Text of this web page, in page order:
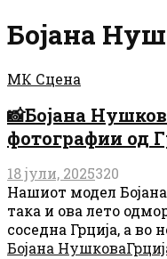
Бојана
МК Сцена
📸Бојана
фотографии од
18 јули, 2025320
Нашиот модел
така и ова лето
соседна Грција, а во
Бојана Нушкова